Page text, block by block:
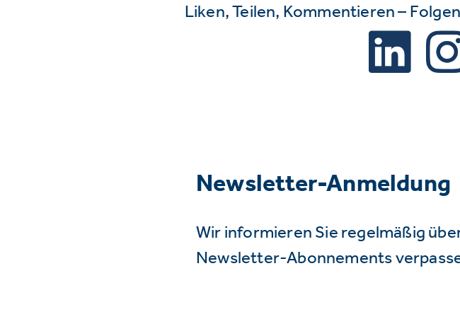
Liken, Teilen, Kommentieren –
Newsletter-Anmeldung
Wir informieren Sie regelmäßig
Newsletter-Abonnements